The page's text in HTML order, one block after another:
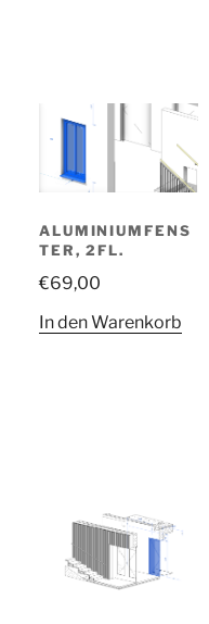
ALUMINIUMFENS
TER, 2FL.
€69,00
In den Warenkorb